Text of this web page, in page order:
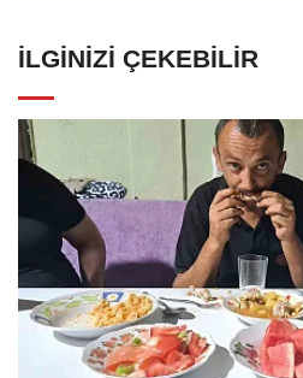
İLGINIZI ÇEKEBILIR